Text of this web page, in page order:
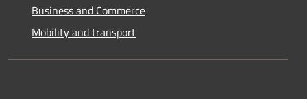
Business and Commerce
Mobility and transport